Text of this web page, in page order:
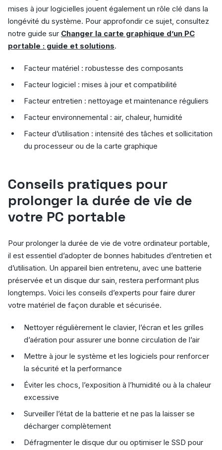
mises à jour logicielles jouent également un rôle clé dans la
longévité du système. Pour approfondir ce sujet, consultez
notre guide sur Changer la carte graphique d’un PC
portable : guide et solutions.
Facteur matériel : robustesse des composants
Facteur logiciel : mises à jour et compatibilité
Facteur entretien : nettoyage et maintenance réguliers
Facteur environnemental : air, chaleur, humidité
Facteur d’utilisation : intensité des tâches et sollicitation
du processeur ou de la carte graphique
Conseils pratiques pour
prolonger la durée de vie de
votre PC portable
Pour prolonger la durée de vie de votre ordinateur portable,
il est essentiel d’adopter de bonnes habitudes d’entretien et
d’utilisation. Un appareil bien entretenu, avec une batterie
préservée et un disque dur sain, restera performant plus
longtemps. Voici les conseils d’experts pour faire durer
votre matériel de façon durable et sécurisée.
Nettoyer régulièrement le clavier, l’écran et les grilles
d’aération pour assurer une bonne circulation de l’air
Mettre à jour le système et les logiciels pour renforcer
la sécurité et la performance
Éviter les chocs, l’exposition à l’humidité ou à la chaleur
excessive
Surveiller l’état de la batterie et ne pas la laisser se
décharger complètement
Défragmenter le disque dur ou optimiser le SSD pour